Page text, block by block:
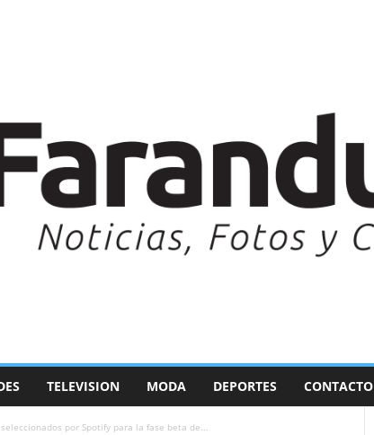
TELEVISION MODA DEPORTES CONTACTO
por Spotify para la fase beta de...